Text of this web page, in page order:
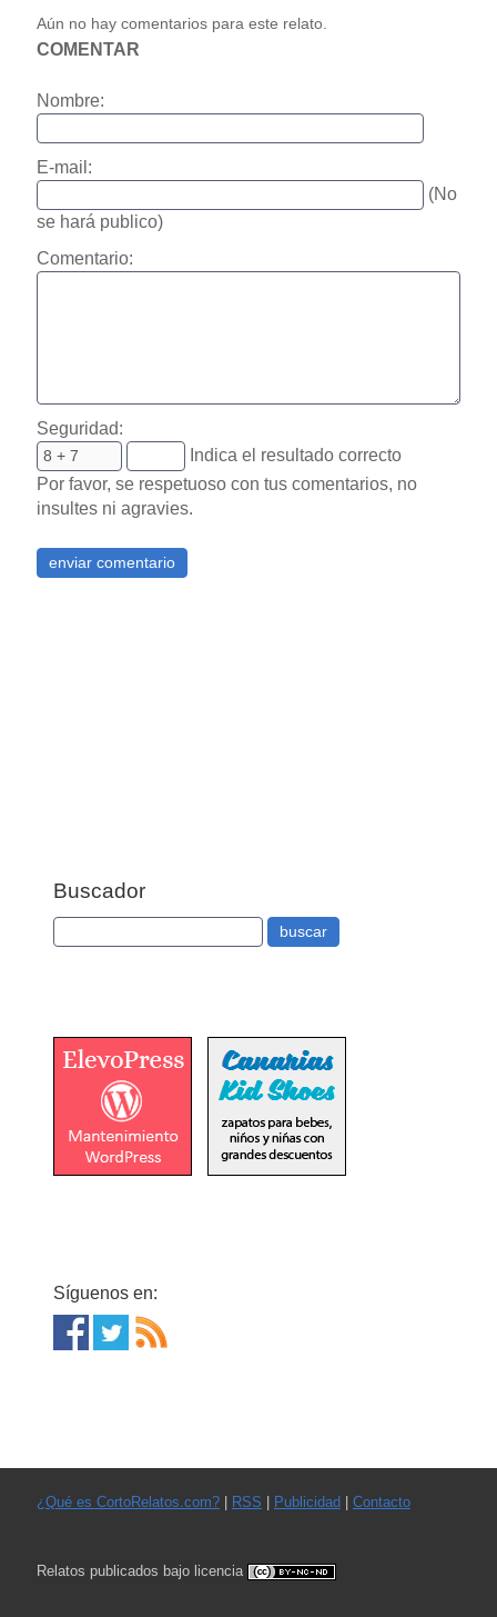
Aún no hay comentarios para este relato.
COMENTAR
Nombre:
E-mail:
(No
se hará publico)
Comentario:
Seguridad:
Indica el resultado correcto
Por favor, se respetuoso con tus comentarios, no
insultes ni agravies.
Buscador
Síguenos en:
¿Qué es CortoRelatos.com?| RSS Publicidad Contacto
Relatos publicados bajo licencia